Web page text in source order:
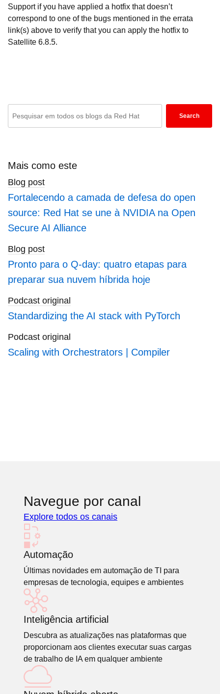
Support if you have applied a hotfix that doesn’t
correspond to one of the bugs mentioned in the errata
link(s) above to verify that you can apply the hotfix to
Satellite 6.8.5.
search
blogs
Search
Mais como este
Blog post
Fortalecendo a camada de defesa do open
source: Red Hat se une à NVIDIA na Open
Secure AI Alliance
Blog post
Pronto para o Q-day: quatro etapas para
preparar sua nuvem híbrida hoje
Podcast original
Standardizing the AI stack with PyTorch
Podcast original
Scaling with Orchestrators | Compiler
Navegue por canal
Explore todos os canais
Automação
Últimas novidades em automação de TI para
empresas de tecnologia, equipes e ambientes
Inteligência artificial
Descubra as atualizações nas plataformas que
proporcionam aos clientes executar suas cargas
de trabalho de IA em qualquer ambiente